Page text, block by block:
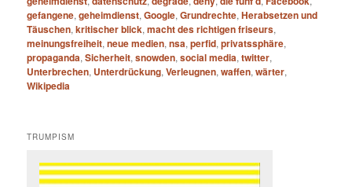
gefangene,geheimdienst,Google,Grundrechte,Herabsetzen und
Täuschen,kritischer blick,macht des richtigen friseurs,
meinungsfreiheit,neue medien,nsa,perfid,privatssphäre,
propaganda,Sicherheit,snowden,social media,twitter,
Unterbrechen, Unterdrückung,Verleugnen,waffen,wärter,
Wikipedia
TRUMPISM